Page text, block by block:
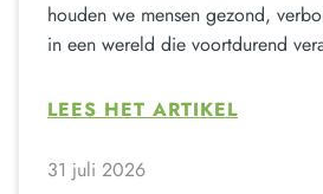
houden we mensen gezond,
in een wereld die voortdurend
LEES HET ARTIKEL
31 juli 2026